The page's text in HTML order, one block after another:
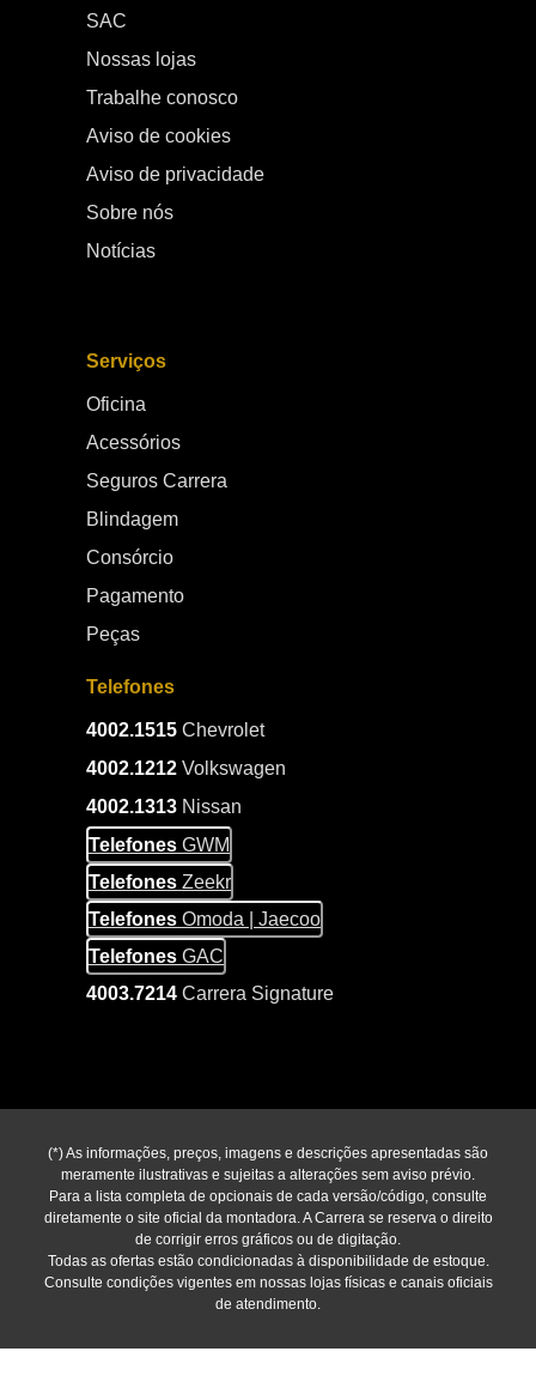
SAC
Nossas lojas
Trabalhe conosco
Aviso de cookies
Aviso de privacidade
Sobre nós
Notícias
Serviços
Oficina
Acessórios
Seguros Carrera
Blindagem
Consórcio
Pagamento
Peças
Telefones
4002.1515 Chevrolet
4002.1212 Volkswagen
4002.1313 Nissan
Telefones GWM
Telefones Zeekr
Telefones Omoda | Jaecoo
Telefones GAC
4003.7214 Carrera Signature
(*) As informações, preços, imagens e descrições apresentadas são
meramente ilustrativas e sujeitas a alterações sem aviso prévio.
Para a lista completa de opcionais de cada versão/código, consulte
diretamente o site oficial da montadora. A Carrera se reserva o direito
de corrigir erros gráficos ou de digitação.
Todas as ofertas estão condicionadas à disponibilidade de estoque.
Consulte condições vigentes em nossas lojas físicas e canais oficiais
de atendimento.